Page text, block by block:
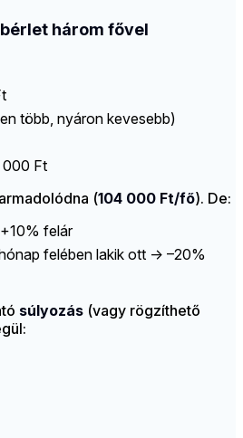
három fővel
több, nyáron kevesebb)
000 Ft
(104 000 Ft/fő). De:
felár
felében lakik ott → –20%
súlyozás (vagy rögzíthető